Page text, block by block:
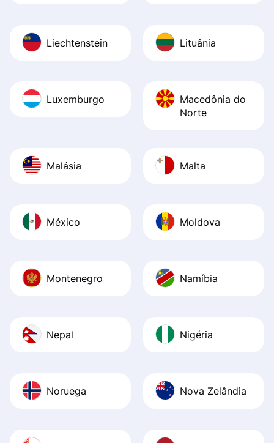
Liechtenstein Lituânia
Luxemburgo
Macedônia do
Norte
Malásia Malta
México Moldova
Montenegro Namíbia
Nepal Nigéria
Noruega Nova Zelândia